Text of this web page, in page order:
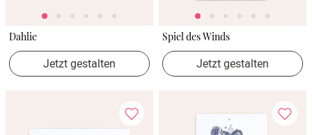
Dahlie
Jetzt gestalten
Spiel des Winds
Jetzt gestalten